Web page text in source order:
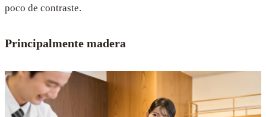
poco de contraste.
Principalmente madera